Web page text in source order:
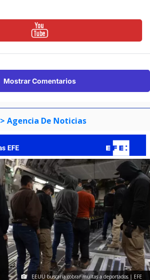
Mostrar Comentarios
> Agencia De Noticias
EEUU buscaría cobrar multas a deportados | EFE